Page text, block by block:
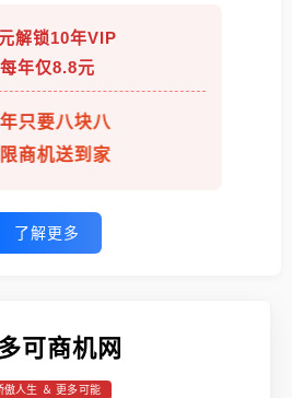
解锁10年VIP
每年仅8.8元
只要八块八
商机送到家
了解更多
可商机网
傲人生 ＆ 更多可能